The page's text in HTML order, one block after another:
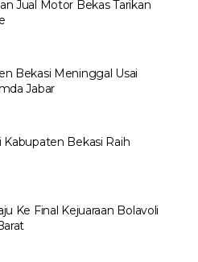
Jual Motor Bekas Tarikan
Bekasi Meninggal Usai
Jabar
Kabupaten Bekasi Raih
Ke Final Kejuaraan Bolavoli